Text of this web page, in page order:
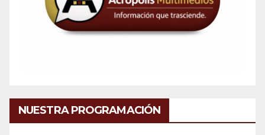
NUESTRA PROGRAMACIÓN